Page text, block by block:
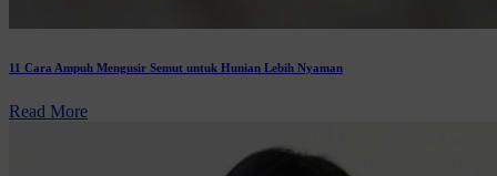
11 Cara Ampuh Mengusir Semut untuk Hunian Lebih Nyaman
Read More